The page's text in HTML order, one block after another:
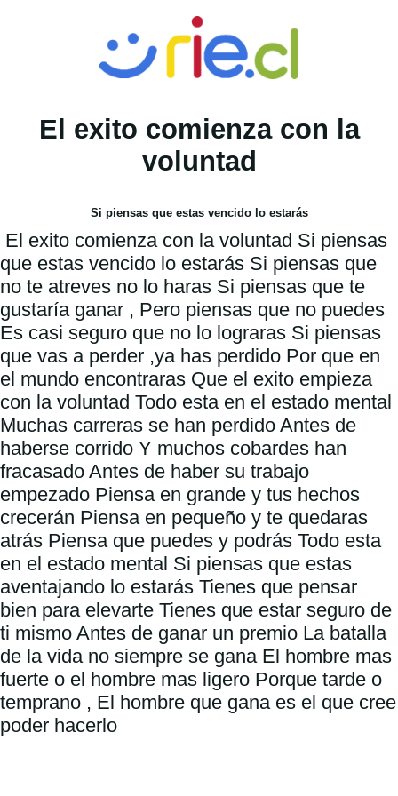
El exito comienza con la
voluntad
Si piensas que estas vencido lo estarás
que estas vencido lo estarás Si piensas que
no te atreves no lo haras Si piensas que te
gustaría ganar , Pero piensas que no puedes
Es casi seguro que no lo lograras Si piensas
que vas a perder ,ya has perdido Por que en
el mundo encontraras Que el exito empieza
con la voluntad Todo esta en el estado mental
Muchas carreras se han perdido Antes de
haberse corrido Y muchos cobardes han
fracasado Antes de haber su trabajo
empezado Piensa en grande y tus hechos
crecerán Piensa en pequeño y te quedaras
atrás Piensa que puedes y podrás Todo esta
en el estado mental Si piensas que estas
aventajando lo estarás Tienes que pensar
bien para elevarte Tienes que estar seguro de
ti mismo Antes de ganar un premio La batalla
de la vida no siempre se gana El hombre mas
fuerte o el hombre mas ligero Porque tarde o
temprano , El hombre que gana es el que cree